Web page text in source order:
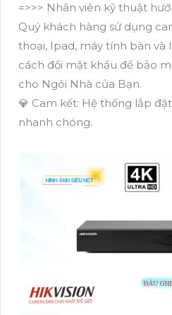
=>>> Nhân viên kỹ thuật
Quý khách hàng sử dụng
thoại, Ipad, máy tính bàn và
cách đổi mật khẩu để bảo
cho Ngôi Nhà của Bạn.
💎 Cam kết: Hệ thống lắp
nhanh chóng.